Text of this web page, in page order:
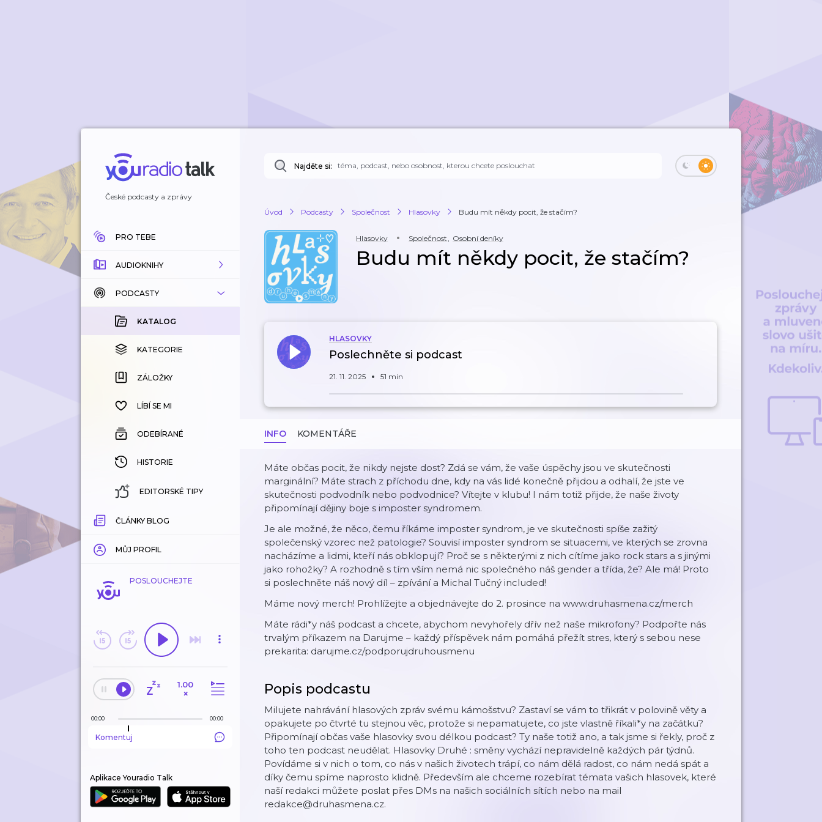
České podcasty a zprávy
PRO TEBE
AUDIOKNIHY
KATALOG
KOUPENÉ
KATEGORIE
ZÁLOŽKY
HISTORIE
PODCASTY
KATALOG
KATEGORIE
ZÁLOŽKY
LÍBÍ SE MI
ODEBÍRANÉ
HISTORIE
EDITORSKÉ TIPY
ČLÁNKY BLOG
MŮJ PROFIL
POSLOUCHEJTE
1.00
×
00:00 00:00
Komentuj
Aplikace Youradio Talk
Najděte si:
Úvod Podcasty Společnost Hlasovky Budu mít někdy pocit, že stačím?
Hlasovky Společnost, Osobní deníky
Budu mít někdy pocit, že stačím?
HLASOVKY
Poslechněte si podcast
21. 11. 2025 51 min
INFO KOMENTÁŘE
Máte občas pocit, že nikdy nejste dost? Zdá se vám, že vaše úspěchy jsou ve skutečnosti
marginální? Máte strach z příchodu dne, kdy na vás lidé konečně přijdou a odhalí, že jste ve
skutečnosti podvodník nebo podvodnice? Vítejte v klubu! I nám totiž přijde, že naše životy
připomínají dějiny boje s imposter syndromem.
Je ale možné, že něco, čemu říkáme imposter syndrom, je ve skutečnosti spíše zažitý
společenský vzorec než patologie? Souvisí imposter syndrom se situacemi, ve kterých se zrovna
nacházíme a lidmi, kteří nás obklopují? Proč se s některými z nich cítíme jako rock stars a s jinými
jako rohožky? A rozhodně s tím vším nemá nic společného náš gender a třída, že? Ale má! Proto
si poslechněte náš nový díl – zpívání a Michal Tučný included!
Máme nový merch! Prohlížejte a objednávejte do 2. prosince na www.druhasmena.cz/merch
Máte rádi*y náš podcast a chcete, abychom nevyhořely dřív než naše mikrofony? Podpořte nás
trvalým příkazem na Darujme – každý příspěvek nám pomáhá přežít stres, který s sebou nese
prekarita: darujme.cz/podporujdruhousmenu
Popis podcastu
Milujete nahrávání hlasových zpráv svému kámošstvu? Zastaví se vám to třikrát v polovině věty a
opakujete po čtvrté tu stejnou věc, protože si nepamatujete, co jste vlastně říkali*y na začátku?
Připomínají občas vaše hlasovky svou délkou podcast? Ty naše totiž ano, a tak jsme si řekly, proč z
toho ten podcast neudělat. Hlasovky Druhé : směny vychází nepravidelně každých pár týdnů.
Povídáme si v nich o tom, co nás v našich životech trápí, co nám dělá radost, co nám nedá spát a
díky čemu spíme naprosto klidně. Především ale chceme rozebírat témata vašich hlasovek, které
naší redakci můžete poslat přes DMs na našich sociálních sítích nebo na mail
redakce@druhasmena.cz.